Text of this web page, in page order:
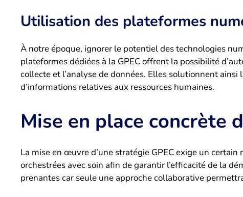
Utilisation des plateformes
À notre époque, ignorer le potentiel des technologies
plateformes dédiées à la GPEC offrent la possibilité
collecte et l’analyse de données. Elles solutionnent
d’informations relatives aux ressources humaines.
Mise en place concrète
La mise en œuvre d’une stratégie GPEC exige un
orchestrées avec soin afin de garantir l’efficacité de la
prenantes car seule une approche collaborative